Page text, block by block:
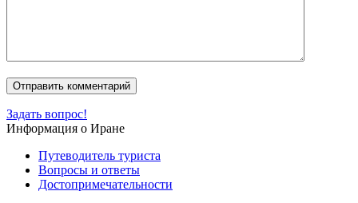
Задать вопрос!
Информация о Иране
Путеводитель туриста
Вопросы и ответы
Достопримечательности